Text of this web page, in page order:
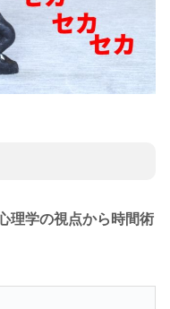
理学の視点から時間術